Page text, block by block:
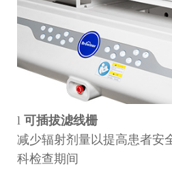
l 可插拔滤线栅
减少辐射剂量以提高患者安
科检查期间